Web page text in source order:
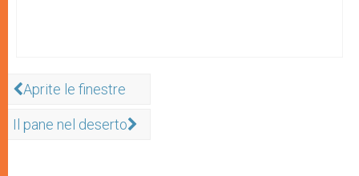
Aprite le finestre
Il pane nel deserto